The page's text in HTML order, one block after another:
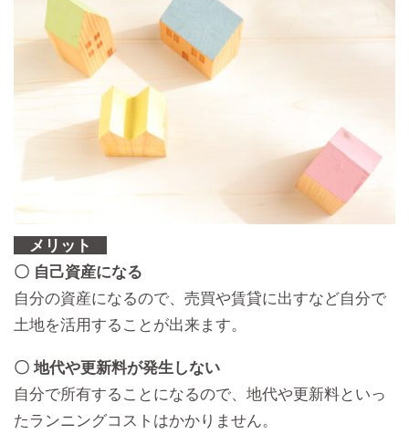
メリット
〇 自己資産になる
自分の資産になるので、売買や賃貸に出すなど自分で
土地を活用することが出来ます。
〇 地代や更新料が発生しない
自分で所有することになるので、地代や更新料といっ
たランニングコストはかかりません。